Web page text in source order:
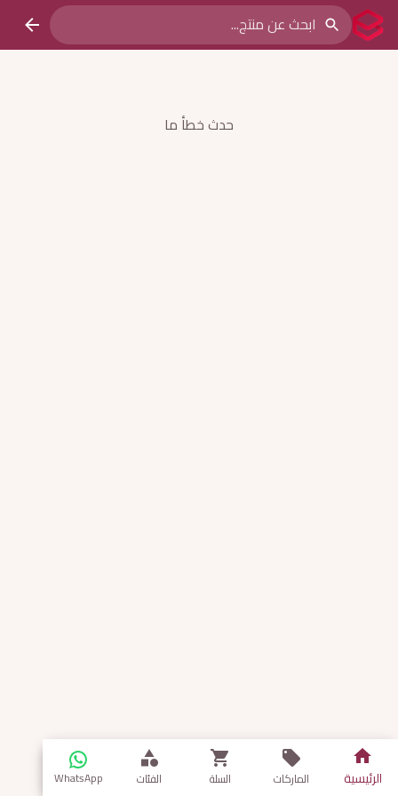
حدث خطأ ما
الرئيسية الماركات السلة الفئات WhatsApp